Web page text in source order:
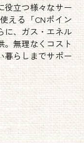
役立つ様々なサー
える「CNポイン
に、ガス・エネル
。無理なくコスト
暮らしまでサポー